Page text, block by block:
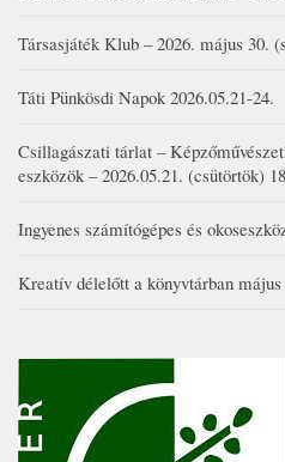
Társasjáték Klub – 2026. május 30.
Táti Pünkösdi Napok 2026.05.21-24.
Csillagászati tárlat –
eszközök – 2026.05.21. (csütörtök)
Ingyenes számítógépes és
Kreatív délelőtt a könyvtárban május